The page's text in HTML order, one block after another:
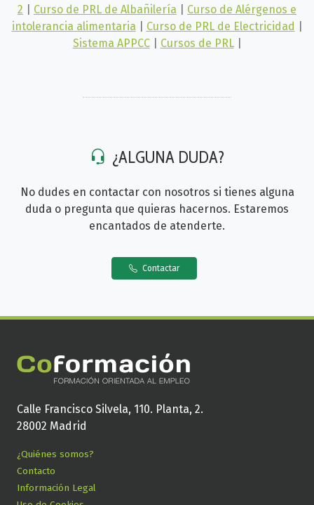
2
Curso de PRL de Albañilería
Curso de Alérgenos e
intolerancia alimentaria
Curso de PRL de Electricidad
Sistema APPCC
Cursos de PRL
¿ALGUNA DUDA?
No dudes en contactar con nosotros si tienes alguna
duda o pregunta que quieras hacernos. Estaremos
encantados de atenderte.
Contactar
Calle Francisco Silvela, 110. Planta, 2.
28002 Madrid
¿Quiénes somos?
Contacto
Información Legal